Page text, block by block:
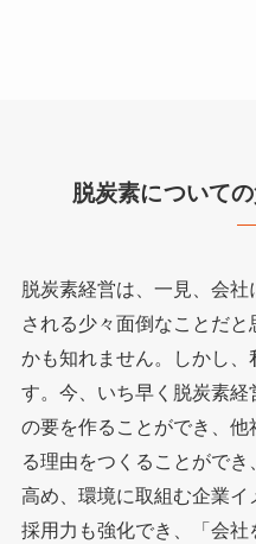
脱炭素について
脱炭素経営は、一見、会
される少々面倒なことだ
かも知れません。しかし、
す。今、いち早く脱炭素
の要を作ることができ、
る理由をつくることがで
高め、環境に取組む企業
採用力も強化でき、「会社